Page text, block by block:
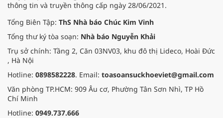
thông tin và truyền thông cấp ngày 28/06/2021.
Tổng Biên Tập: ThS Nhà báo Chúc Kim Vinh
Tổng thư ký tòa soạn: Nhà báo Nguyễn Khải
Trụ sở chính: Tầng 2, Căn 03NV03, khu đô thị Lideco, Hoài Đức
, Hà Nội
Hotline: 0898582228. Email: toasoansuckhoeviet@gmail.com
Văn phòng TP.HCM: 909 Âu cơ, Phường Tân Sơn Nhì, TP Hồ
Chí Minh
Hotline: 0949.737.666